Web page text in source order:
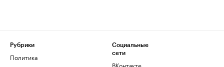
Рубрики
Политика
Социальные
сети
ВКонтакте